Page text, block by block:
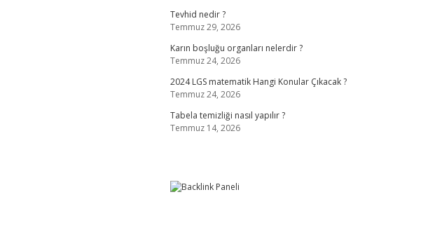
Tevhid nedir ?
Temmuz 29, 2026
Karın boşluğu organları nelerdir ?
Temmuz 24, 2026
2024 LGS matematik Hangi Konular Çıkacak ?
Temmuz 24, 2026
Tabela temizliği nasıl yapılır ?
Temmuz 14, 2026